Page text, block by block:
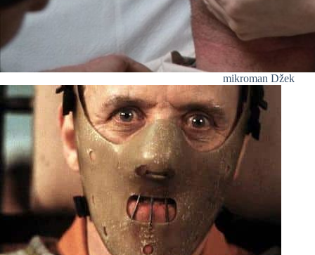
mikroman Džek